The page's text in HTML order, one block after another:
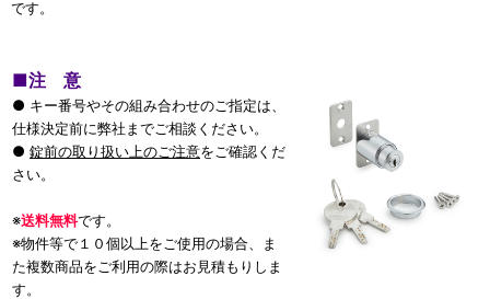
です。
■注 意
● キー番号やその組み合わせのご指定は、
仕様決定前に弊社までご相談ください。
● 錠前の取り扱い上のご注意をご確認くだ
さい。
※送料無料です。
※物件等で１０個以上をご使用の場合、ま
た複数商品をご利用の際はお見積もりしま
す。